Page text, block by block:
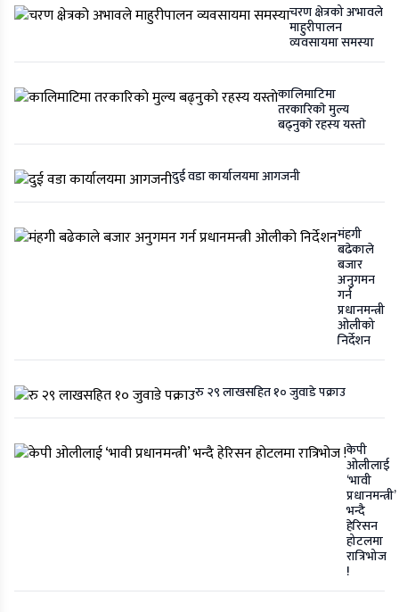
चरण क्षेत्रको अभावले
माहुरीपालन
व्यवसायमा समस्या
कालिमाटिमा
तरकारिकाे मुल्य
बढ्नुकाे रहस्य यस्ताे
दुई वडा कार्यालयमा आगजनी
मंहगी
बढेकाले
बजार
अनुगमन
गर्न
प्रधानमन्त्री
ओलीको
निर्देशन
रु २९ लाखसहित १० जुवाडे पक्राउ
केपी
ओलीलाई
‘भावी
प्रधानमन्त्री’
भन्दै
हेरिसन
होटलमा
रात्रिभोज
!